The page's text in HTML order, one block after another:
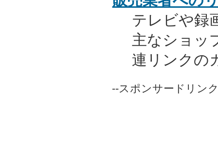
テレビや録
主なショッ
連リンクの
--スポンサードリン